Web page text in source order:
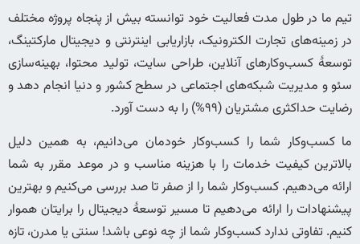
تیم ما در طول مدت فعالیت خود توانسته بیش از پنجاه پروژه مختلف
در زمینه‌‌های تجارت الکترونیک، بازاریابی اینترنتی و دیجیتال مارکتینگ،
توسعۀ کسب‌وکارهای آنلاین، طراحی سایت، تولید محتوا، بهینه‌سازی
سئو و مدیریت شبکه‌های اجتماعی در سطح کشور و دنیا انجام دهد و
رضایت حداکثری مشتریان (۹۹%) را به دست آورد.
ما کسب‌وکار شما را کسب‌وکار خودمان می‌دانیم، به همین دلیل
بالاترین کیفیت خدمات را با هزینه مناسب و در موعد مقرر به شما
ارائه می‌دهیم. کسب‌و‌کار شما را از صفر تا صد بررسی می‌کنیم و بهترین
پیشنهادات را ارائه می‌دهیم تا مسیر توسعۀ دیجیتال‌ را برایتان هموار
کنیم. تفاوتی ندارد کسب‌و‌کار شما از چه نوعی باشد! سنتی یا مدرن، تازه